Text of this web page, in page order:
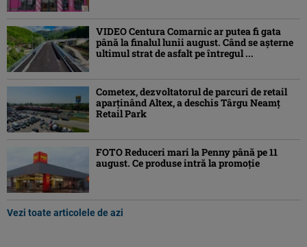
VIDEO Centura Comarnic ar putea fi gata
până la finalul lunii august. Când se așterne
ultimul strat de asfalt pe întregul ...
Cometex, dezvoltatorul de parcuri de retail
aparținând Altex, a deschis Târgu Neamț
Retail Park
FOTO Reduceri mari la Penny până pe 11
august. Ce produse intră la promoție
Vezi toate articolele de azi